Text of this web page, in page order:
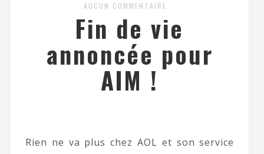
AUCUN COMMENTAIRE
Fin de vie
annoncée pour
AIM !
Rien ne va plus chez AOL et son service